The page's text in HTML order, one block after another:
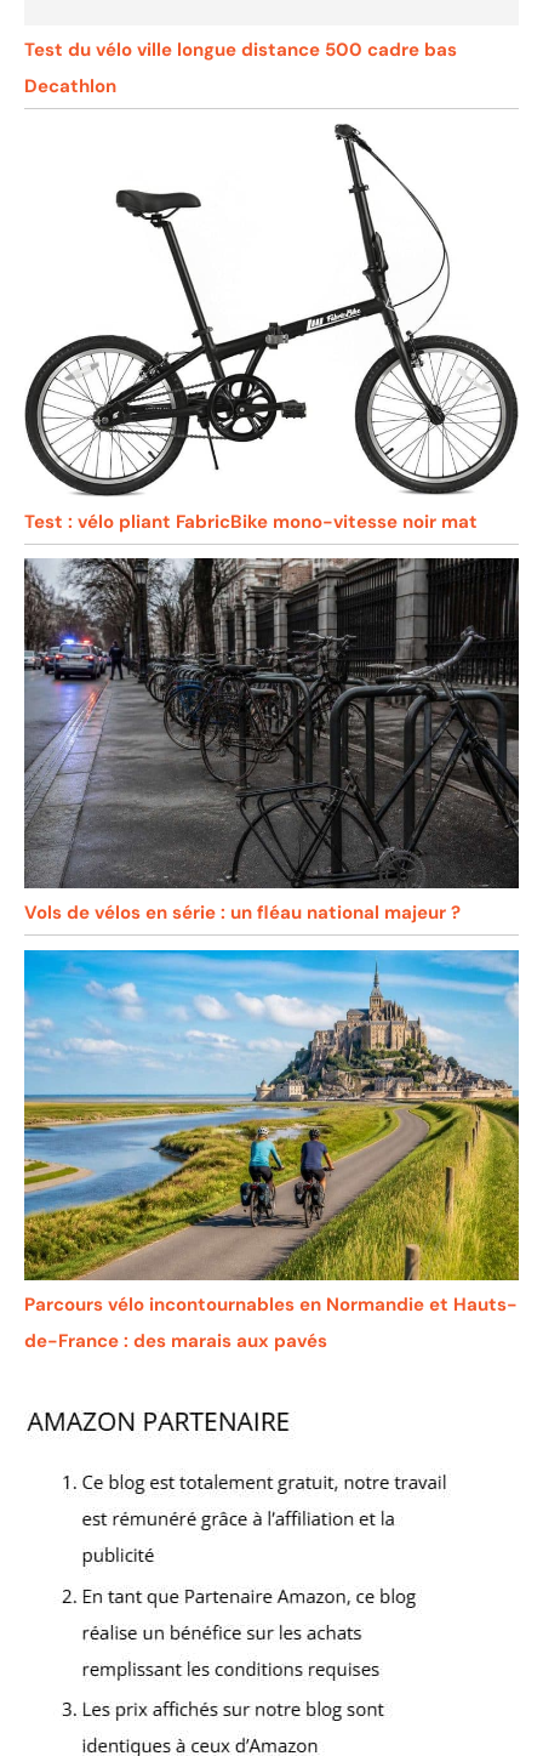
Test du vélo ville longue distance 500 cadre bas
Decathlon
Test : vélo pliant FabricBike mono-vitesse noir mat
Vols de vélos en série : un fléau national majeur ?
Parcours vélo incontournables en Normandie et Hauts-
de-France : des marais aux pavés